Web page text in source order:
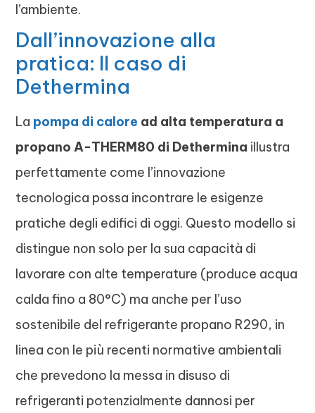
l’ambiente.
Dall’innovazione alla
pratica: Il caso di
Dethermina
La pompa di calore ad alta temperatura a
propano A-THERM80 di Dethermina illustra
perfettamente come l’innovazione
tecnologica possa incontrare le esigenze
pratiche degli edifici di oggi. Questo modello si
distingue non solo per la sua capacità di
lavorare con alte temperature (produce acqua
calda fino a 80°C) ma anche per l’uso
sostenibile del refrigerante propano R290, in
linea con le più recenti normative ambientali
che prevedono la messa in disuso di
refrigeranti potenzialmente dannosi per